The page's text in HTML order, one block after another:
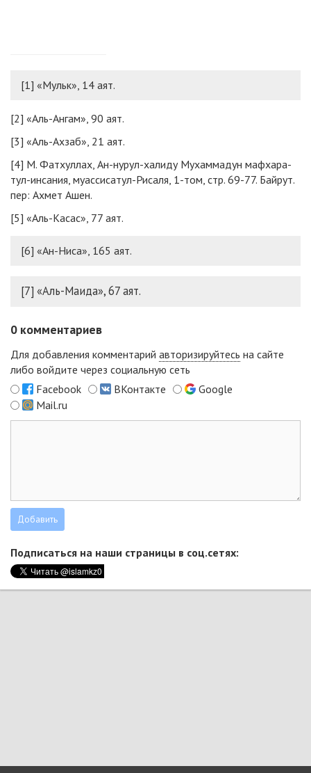
[1] «Мульк», 14 аят.
[2] «Аль-Ангам», 90 аят.
[3] «Аль-Ах­заб», 21 аят.
[4] М. Фат­хул­лах, Ан-ну­рул-ха­ли­ду Му­хам­ма­дун маф­ха­ра­
тул-ин­са­ния, муас­си­са­тул-Ри­са­ля, 1-том, стр. 69-77. Бай­рут.
пер: Ах­мет Ашен.
[5] «Аль-Касас», 77 аят.
[6] «Ан-Ни­са», 165 аят.
[7] «Аль-Маида», 67 аят.
0 комментариев
Для добавления комментарий авторизируйтесь на сайте
либо войдите через социальную сеть
Facebook
ВКонтакте
Google
Mail.ru
Подписаться на наши страницы в соц.сетях: